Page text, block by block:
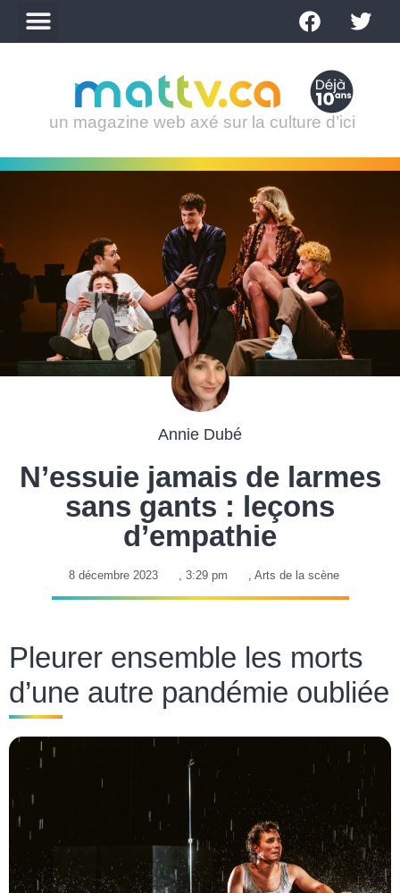
un magazine web axé sur la culture d’ici
Annie Dubé
N’essuie jamais de larmes
sans gants : leçons
d’empathie
8 décembre 2023 , 3:29 pm , Arts de la scène
Pleurer ensemble les morts
d’une autre pandémie oubliée